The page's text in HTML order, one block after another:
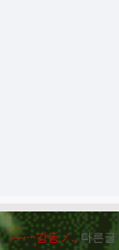
―····감동ノ..다른글